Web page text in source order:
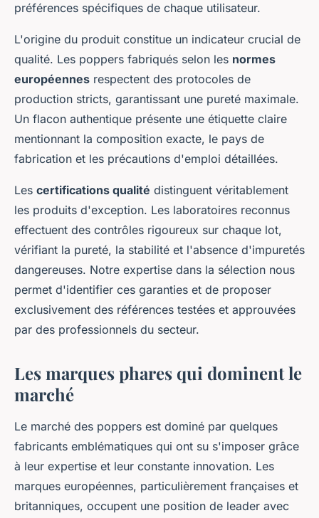
préférences spécifiques de chaque utilisateur.
L'origine du produit constitue un indicateur crucial de
qualité. Les poppers fabriqués selon les normes
européennes respectent des protocoles de
production stricts, garantissant une pureté maximale.
Un flacon authentique présente une étiquette claire
mentionnant la composition exacte, le pays de
fabrication et les précautions d'emploi détaillées.
Les certifications qualité distinguent véritablement
les produits d'exception. Les laboratoires reconnus
effectuent des contrôles rigoureux sur chaque lot,
vérifiant la pureté, la stabilité et l'absence d'impuretés
dangereuses. Notre expertise dans la sélection nous
permet d'identifier ces garanties et de proposer
exclusivement des références testées et approuvées
par des professionnels du secteur.
Les marques phares qui dominent le
marché
Le marché des poppers est dominé par quelques
fabricants emblématiques qui ont su s'imposer grâce
à leur expertise et leur constante innovation. Les
marques européennes, particulièrement françaises et
britanniques, occupent une position de leader avec